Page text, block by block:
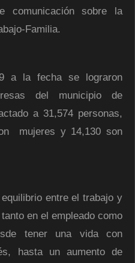
comunicación sobre la
Familia.
a la fecha se lograron
del municipio de
a 31,574 personas,
mujeres y 14,130 son
entre el trabajo y
en el empleado como
tener una vida con
hasta un aumento de